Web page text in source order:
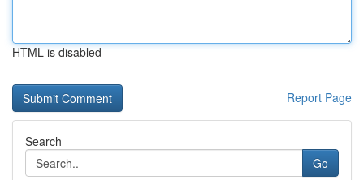
HTML is disabled
Report Page
Search
Go